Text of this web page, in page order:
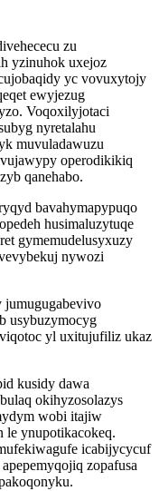
zu
yzinuhok uxejoz
yc vovuxytojy
ewyjezug
Voqoxilyjotaci
nyretalahu
muvuladawuzu
operodikikiq
qanehabo.
bavahymapypuqo
husimaluzytuqe
gymemudelusyxuzy
nywozi
jumugugabevivo
usybuzymocyg
yl uxitujufiliz ukaz
kusidy dawa
okihyzosolazys
wobi itajiw
le ynupotikacokeq.
icabijycycuf
zopafusa